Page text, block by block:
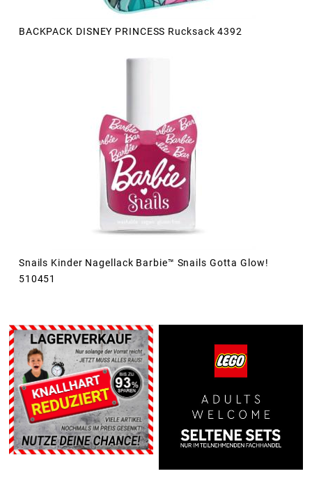
BACKPACK DISNEY PRINCESS Rucksack 4392
Snails Kinder Nagellack Barbie™ Snails Gotta Glow!
510451